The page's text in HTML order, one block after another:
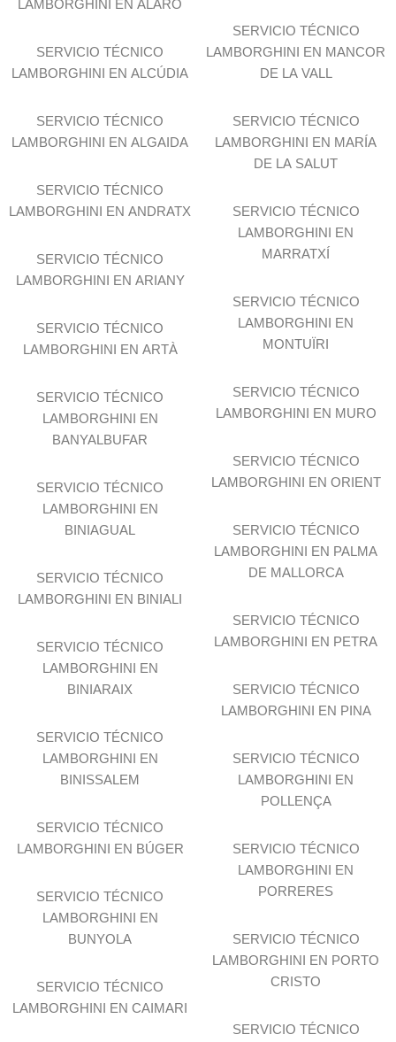
LAMBORGHINI EN ALARÓ
SERVICIO TÉCNICO
LAMBORGHINI EN ALCÚDIA
SERVICIO TÉCNICO
LAMBORGHINI EN ALGAIDA
SERVICIO TÉCNICO
LAMBORGHINI EN ANDRATX
SERVICIO TÉCNICO
LAMBORGHINI EN ARIANY
SERVICIO TÉCNICO
LAMBORGHINI EN ARTÀ
SERVICIO TÉCNICO
LAMBORGHINI EN
BANYALBUFAR
SERVICIO TÉCNICO
LAMBORGHINI EN
BINIAGUAL
SERVICIO TÉCNICO
LAMBORGHINI EN BINIALI
SERVICIO TÉCNICO
LAMBORGHINI EN
BINIARAIX
SERVICIO TÉCNICO
LAMBORGHINI EN
BINISSALEM
SERVICIO TÉCNICO
LAMBORGHINI EN BÚGER
SERVICIO TÉCNICO
LAMBORGHINI EN
BUNYOLA
SERVICIO TÉCNICO
LAMBORGHINI EN CAIMARI
SERVICIO TÉCNICO
LAMBORGHINI EN MANCOR
DE LA VALL
SERVICIO TÉCNICO
LAMBORGHINI EN MARÍA
DE LA SALUT
SERVICIO TÉCNICO
LAMBORGHINI EN
MARRATXÍ
SERVICIO TÉCNICO
LAMBORGHINI EN
MONTUÏRI
SERVICIO TÉCNICO
LAMBORGHINI EN MURO
SERVICIO TÉCNICO
LAMBORGHINI EN ORIENT
SERVICIO TÉCNICO
LAMBORGHINI EN PALMA
DE MALLORCA
SERVICIO TÉCNICO
LAMBORGHINI EN PETRA
SERVICIO TÉCNICO
LAMBORGHINI EN PINA
SERVICIO TÉCNICO
LAMBORGHINI EN
POLLENÇA
SERVICIO TÉCNICO
LAMBORGHINI EN
PORRERES
SERVICIO TÉCNICO
LAMBORGHINI EN PORTO
CRISTO
SERVICIO TÉCNICO